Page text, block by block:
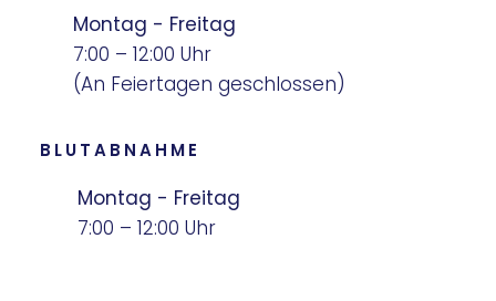
Montag - Freitag
7:00 – 12:00 Uhr
(An Feiertagen geschlossen)
BLUTABNAHME
Montag - Freitag
7:00 – 12:00 Uhr